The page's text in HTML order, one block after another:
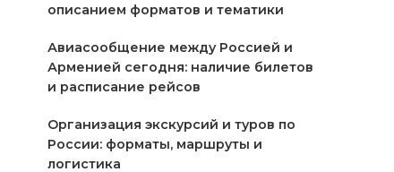
описанием форматов и тематики
Авиасообщение между Россией и
Арменией сегодня: наличие билетов
и расписание рейсов
Организация экскурсий и туров по
России: форматы, маршруты и
логистика